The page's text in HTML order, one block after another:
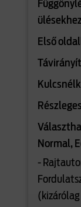
ülésekhez
Első
Normal,
-